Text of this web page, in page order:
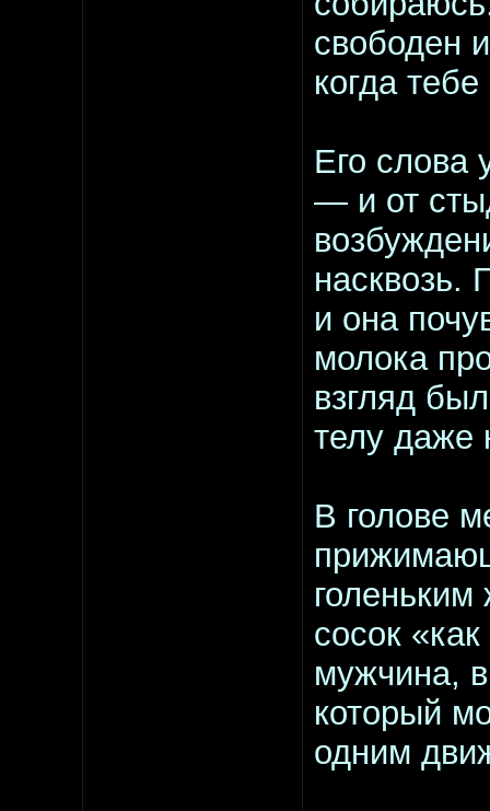
свободен
когда
Его слова
— и от
насквозь.
и она
молока
взгляд
телу даже
В голове
сосок
мужчина,
который
одним